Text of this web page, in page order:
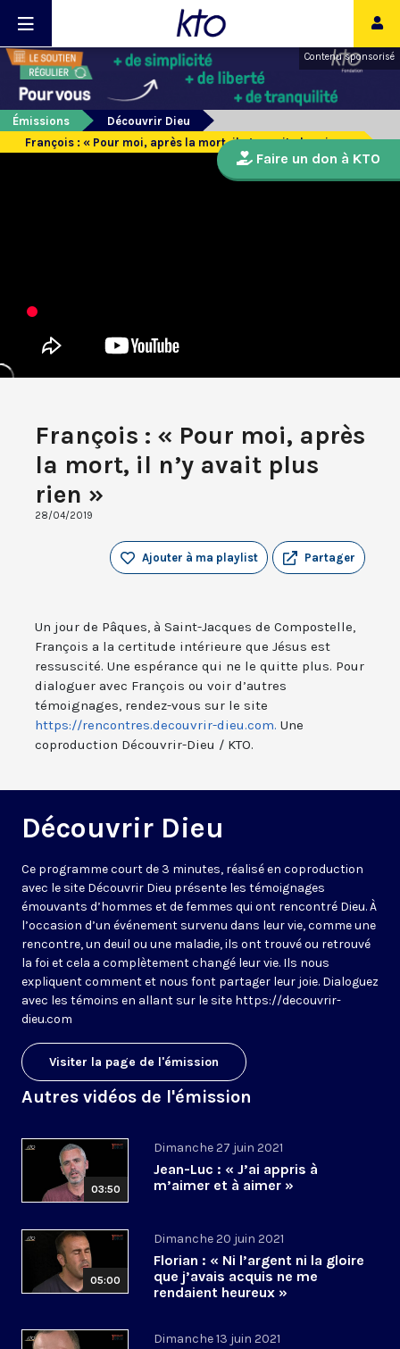
Contenu sponsorisé
Émissions
Découvrir Dieu
François : « Pour moi, après la mort, il n’y avait plus rien »
François : « Pour moi, après
la mort, il n’y avait plus
rien »
28/04/2019
Partager
Ajouter à ma playlist
Un jour de Pâques, à Saint-Jacques de Compostelle,
François a la certitude intérieure que Jésus est
ressuscité. Une espérance qui ne le quitte plus. Pour
dialoguer avec François ou voir d’autres
témoignages, rendez-vous sur le site
https://rencontres.decouvrir-dieu.com. Une
coproduction Découvrir-Dieu / KTO.
Découvrir Dieu
Ce programme court de 3 minutes, réalisé en coproduction
avec le site Découvrir Dieu présente les témoignages
émouvants d’hommes et de femmes qui ont rencontré Dieu. À
l’occasion d’un événement survenu dans leur vie, comme une
rencontre, un deuil ou une maladie, ils ont trouvé ou retrouvé
la foi et cela a complètement changé leur vie. Ils nous
expliquent comment et nous font partager leur joie. Dialoguez
avec les témoins en allant sur le site https://decouvrir-
dieu.com
Visiter la page de l'émission
Autres vidéos de l'émission
03:50
Dimanche 27 juin 2021
Jean-Luc : « J’ai appris à
m’aimer et à aimer »
05:00
Dimanche 20 juin 2021
Florian : « Ni l’argent ni la gloire
que j’avais acquis ne me
rendaient heureux »
Dimanche 13 juin 2021
Faire un don à KTO